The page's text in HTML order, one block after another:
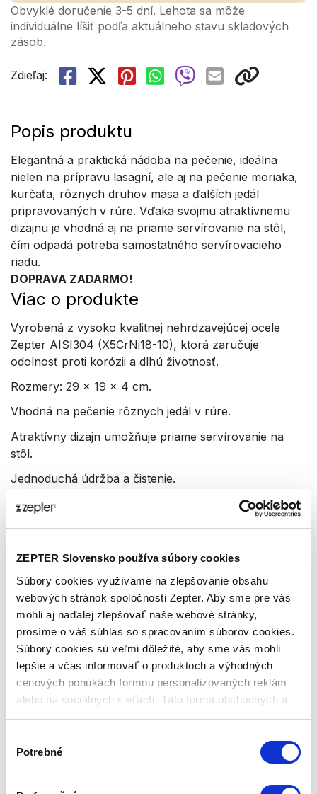
ZEPTER Slovensko používa súbory cookies
Súbory cookies využívame na zlepšovanie obsahu
webových stránok spoločnosti Zepter. Aby sme pre vás
mohli aj naďalej zlepšovať naše webové stránky,
prosíme o váš súhlas so spracovaním súborov cookies.
Súbory cookies sú veľmi dôležité, aby sme vás mohli
lepšie a včas informovať o produktoch a výhodných
cenových ponukách formou personalizovaných reklám
alebo na sociálnych sieťach. Táto forma obchodných a
marketingových oznámení pre vás nebude obťažujúca.
súhlasu
Potrebné
Obvyklé doručenie 3-5 dní. Lehota sa môže
individuálne líšiť podľa aktuálneho stavu skladových
zásob.
Zdieľaj:
Popis produktu
Elegantná a praktická nádoba na pečenie, ideálna
nielen na prípravu lasagní, ale aj na pečenie moriaka,
kurčaťa, rôznych druhov mäsa a ďalších jedál
pripravovaných v rúre. Vďaka svojmu atraktívnemu
dizajnu je vhodná aj na priame servírovanie na stôl,
čím odpadá potreba samostatného servírovacieho
riadu.
DOPRAVA ZADARMO!
Viac o produkte
Vyrobená z vysoko kvalitnej nehrdzavejúcej ocele
Zepter AISI304 (X5CrNi18-10), ktorá zaručuje
odolnosť proti korózii a dlhú životnosť.
Rozmery: 29 × 19 × 4 cm.
Vhodná na pečenie rôznych jedál v rúre.
Atraktívny dizajn umožňuje priame servírovanie na
stôl.
Jednoduchá údržba a čistenie.
Táto nádoba je ideálnou voľbou pre každého, kto
hľadá kvalitné a štýlové riešenie na prípravu a
Technické dáta
KÓD PRODUKTU
LX-443
NÁZOV PRODUKTU
Lasagnera 29 x 19 cm
ZÁRUKA
Bezplatná, minimálne 30-ročná záruka platí na opravy
vysokokvalitného kovu Zepter, v prípade chybného